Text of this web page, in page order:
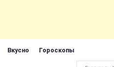
Вкусно Гороскопы